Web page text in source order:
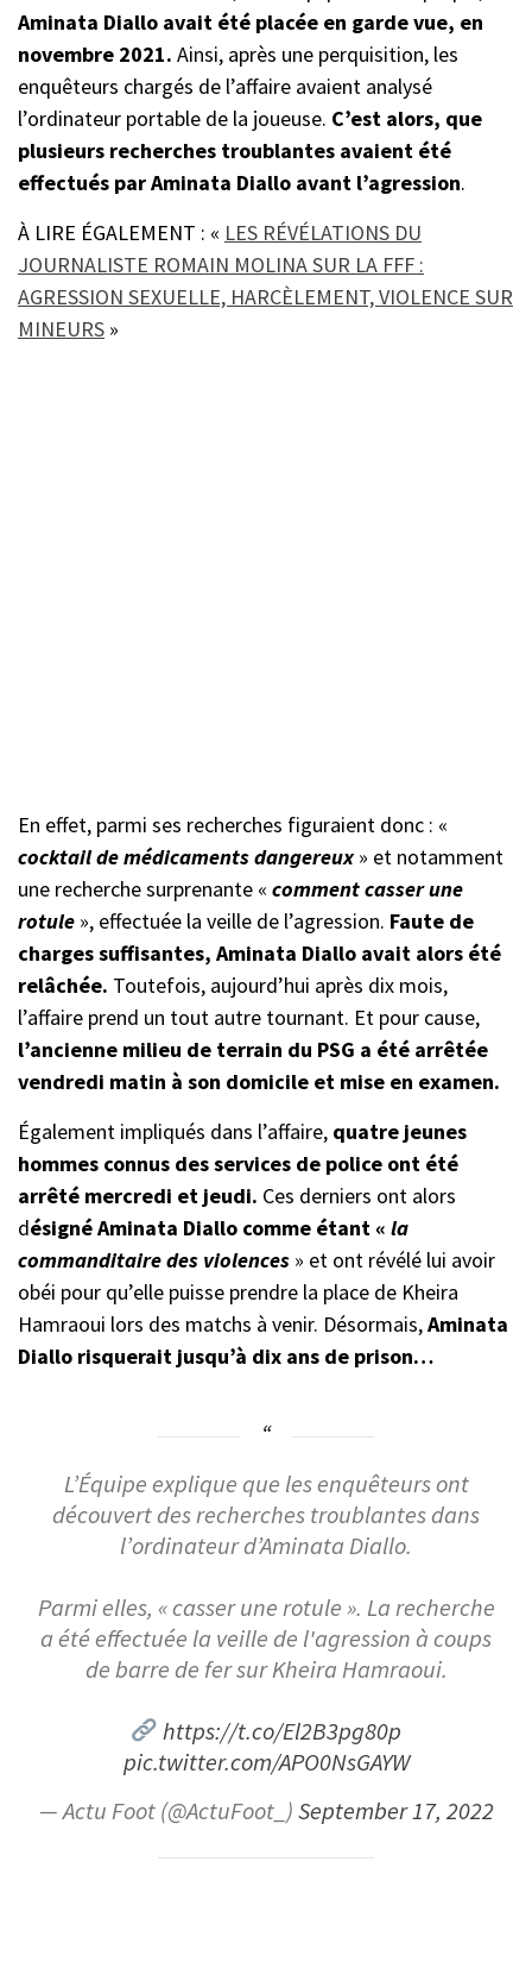
Aminata Diallo avait été placée en garde vue, en
novembre 2021. Ainsi, après une perquisition, les
enquêteurs chargés de l’affaire avaient analysé
l’ordinateur portable de la joueuse. C’est alors, que
plusieurs recherches troublantes avaient été
effectués par Aminata Diallo avant l’agression.
À LIRE ÉGALEMENT : « LES RÉVÉLATIONS DU
JOURNALISTE ROMAIN MOLINA SUR LA FFF :
AGRESSION SEXUELLE, HARCÈLEMENT, VIOLENCE SUR
MINEURS »
En effet, parmi ses recherches figuraient donc : «
cocktail de médicaments dangereux» et notamment
une recherche surprenante « commentcasser une
rotule », effectuée la veille de l’agression. Faute de
charges suffisantes, Aminata Diallo avait alors été
relâchée. Toutefois, aujourd’hui après dix mois,
l’affaire prend un tout autre tournant. Et pour cause,
l’ancienne milieu de terrain du PSG a été arrêtée
vendredi matin à son domicile et mise en examen.
Également impliqués dans l’affaire, quatre jeunes
hommes connus des services de police ont été
arrêté mercredi et jeudi. Ces derniers ont alors
désigné Aminata Diallo comme étant « la
commanditaire des violences » et ont révélé lui avoir
obéi pour qu’elle puisse prendre la place de Kheira
Hamraoui lors des matchs à venir. Désormais,Aminata
Diallo risquerait jusqu’à dix ans de prison…
L’Équipe explique que les enquêteurs ont
découvert des recherches troublantes dans
l’ordinateur d’Aminata Diallo.
Parmi elles, « casser une rotule ». La recherche
a été effectuée la veille de l'agression à coups
de barre de fer sur Kheira Hamraoui.
https://t.co/El2B3pg80p
pic.twitter.com/APO0NsGAYW
— Actu Foot (@ActuFoot_)September 17, 2022